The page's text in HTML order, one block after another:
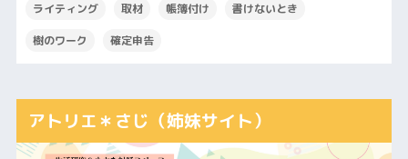
ライティング 取材 帳簿付け 書けないとき
樹のワーク 確定申告
アトリエ＊さじ（姉妹サイト）